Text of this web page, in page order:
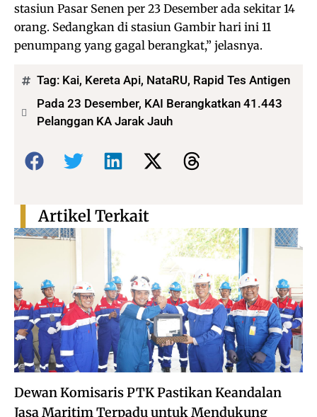
stasiun Pasar Senen per 23 Desember ada sekitar 14
orang. Sedangkan di stasiun Gambir hari ini 11
penumpang yang gagal berangkat,” jelasnya.
Tag: Kai, Kereta Api, NataRU, Rapid Tes Antigen
Pada 23 Desember, KAI Berangkatkan 41.443
Pelanggan KA Jarak Jauh
Bagikan:
Dewan Komisaris PTK Pastikan Keandalan
Jasa Maritim Terpadu untuk Mendukung
Artikel Terkait